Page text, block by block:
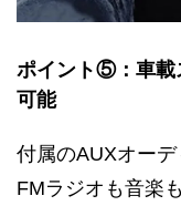
ポイント⑤：車載
可能
付属のAUXオーデ
FMラジオも音楽